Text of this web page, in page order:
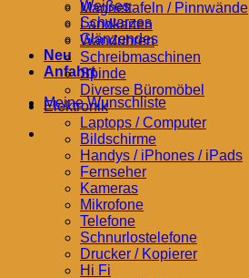
Weißes
Schwarzes
Glänzendes
Neu
Anfahrt
Meine Wunschliste
Magnettafeln / Pinnwände
Landkarten
Wanduhren
Schreibmaschinen
Spinde
Diverse Büromöbel
Elektronik
Laptops / Computer
Bildschirme
Handys / iPhones / iPads
Fernseher
Kameras
Mikrofone
Telefone
Schnurlostelefone
Drucker / Kopierer
Hi Fi